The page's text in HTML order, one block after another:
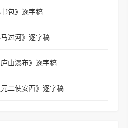
包》逐字稿
过河》逐字稿
山瀑布》逐字稿
二使安西》逐字稿